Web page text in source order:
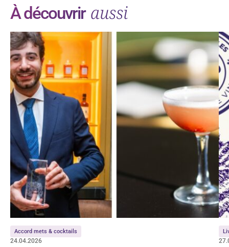
À découvrir aussi
Accord mets & cocktails
24.04.2026